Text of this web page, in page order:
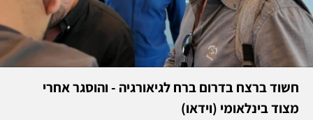
חשוד ברצח בדרום ברח לגיאורגיה - והוסגר אחרי
מצוד בינלאומי (וידאו)